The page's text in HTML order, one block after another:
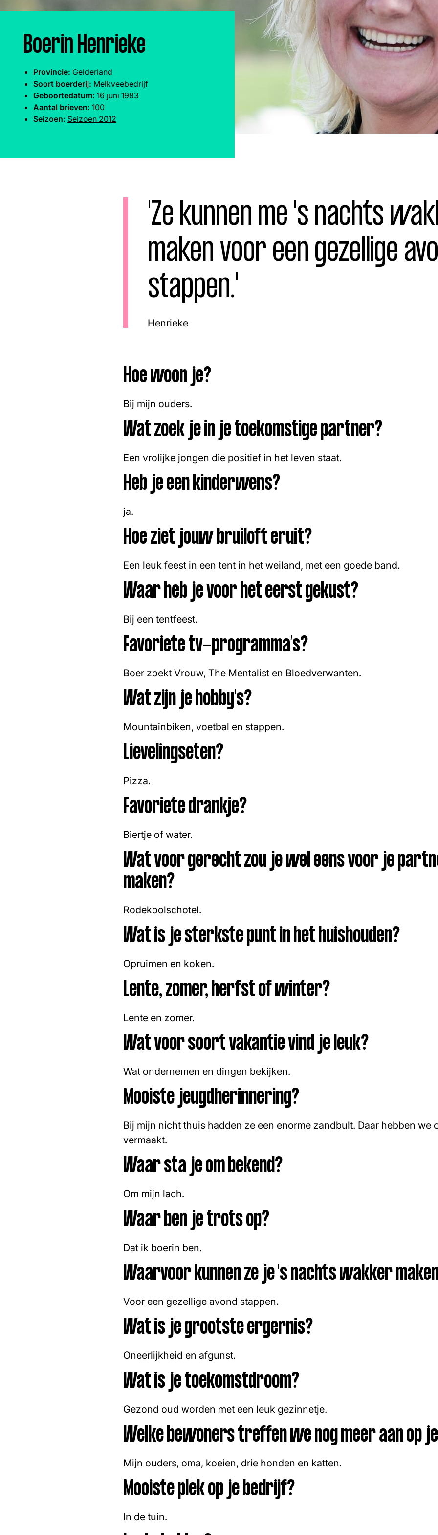
gemist
Online
series
Word lid
Julius
Uitzendingen
Boerin Henrieke
Provincie: Gelderland
Soort boerderij: Melkveebedrijf
Geboortedatum: 16 juni 1983
Aantal brieven: 100
Seizoen: Seizoen 2012
'Ze kunnen me 's nachts
maken voor een gezellige
stappen.'
Henrieke
Hoe woon je?
Bij mijn ouders.
Wat zoek je in je toekomstige partner?
Een vrolijke jongen die positief in het leven staat.
Heb je een kinderwens?
ja.
Hoe ziet jouw bruiloft eruit?
Een leuk feest in een tent in het weiland, met een goede band.
Waar heb je voor het eerst gekust?
Bij een tentfeest.
Favoriete tv-programma’s?
Boer zoekt Vrouw, The Mentalist en Bloedverwanten.
Wat zijn je hobby's?
Mountainbiken, voetbal en stappen.
Lievelingseten?
Pizza.
Favoriete drankje?
Biertje of water.
Wat voor gerecht zou je wel eens voor je
maken?
Rodekoolschotel.
Wat is je sterkste punt in het huishouden?
Opruimen en koken.
Lente, zomer, herfst of winter?
Lente en zomer.
Wat voor soort vakantie vind je leuk?
Wat ondernemen en dingen bekijken.
Mooiste jeugdherinnering?
Bij mijn nicht thuis hadden ze een enorme zandbult. Daar hebben we
vermaakt.
Waar sta je om bekend?
Om mijn lach.
Waar ben je trots op?
Dat ik boerin ben.
Waarvoor kunnen ze je 's nachts wakker
Voor een gezellige avond stappen.
Wat is je grootste ergernis?
Oneerlijkheid en afgunst.
Wat is je toekomstdroom?
Gezond oud worden met een leuk gezinnetje.
Welke bewoners treffen we nog meer aan op
Mijn ouders, oma, koeien, drie honden en katten.
Mooiste plek op je bedrijf?
In de tuin.